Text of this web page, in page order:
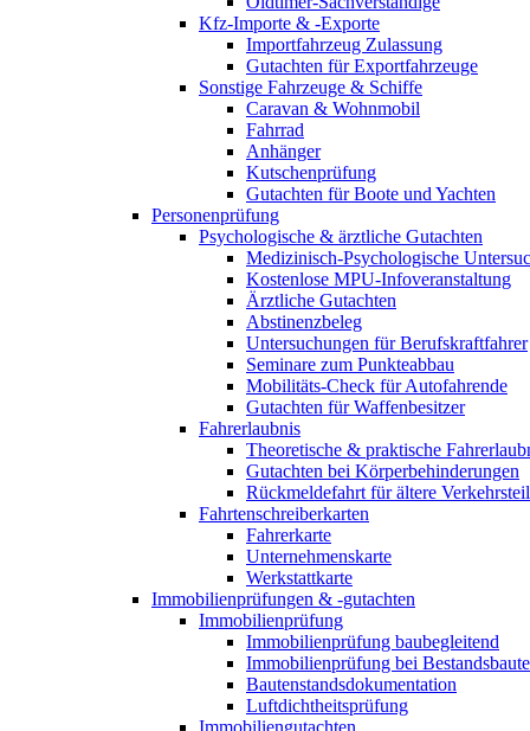
Kfz-Importe & -Exporte
Importfahrzeug Zulassung
Gutachten für Exportfahrzeuge
Sonstige Fahrzeuge & Schiffe
Caravan & Wohnmobil
Fahrrad
Anhänger
Kutschenprüfung
Gutachten für Boote und Yachten
Personenprüfung
Psychologische & ärztliche Gutachten
Medizinisch-Psychologische
Kostenlose MPU-Infoveranstaltung
Ärztliche Gutachten
Abstinenzbeleg
Untersuchungen für Berufskraftfahrer
Seminare zum Punkteabbau
Mobilitäts-Check für Autofahrende
Gutachten für Waffenbesitzer
Fahrerlaubnis
Theoretische & praktische
Gutachten bei Körperbehinderungen
Rückmeldefahrt für ältere
Fahrtenschreiberkarten
Fahrerkarte
Unternehmenskarte
Werkstattkarte
Immobilienprüfungen & -gutachten
Immobilienprüfung
Immobilienprüfung baubegleitend
Immobilienprüfung bei
Bautenstandsdokumentation
Luftdichtheitsprüfung
Immobiliengutachten